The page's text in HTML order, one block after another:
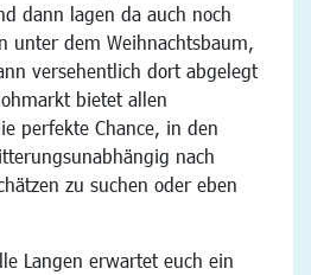
dann lagen da auch noch
unter dem Weihnachtsbaum,
versehentlich dort abgelegt
bietet allen
perfekte Chance, in den
nach
zu suchen oder eben
Langen erwartet euch ein